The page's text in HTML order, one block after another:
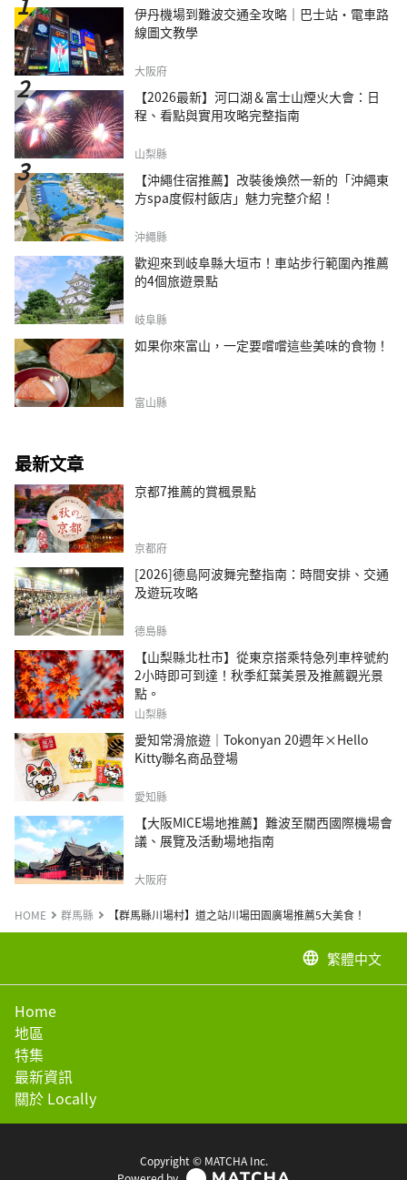
伊丹機場到難波交通全攻略｜巴士站・電車路
線圖文教學
大阪府
【2026最新】河口湖＆富士山煙火大會：日
程、看點與實用攻略完整指南
山梨縣
【沖繩住宿推薦】改裝後煥然一新的「沖繩東
方spa度假村飯店」魅力完整介紹！
沖繩縣
歡迎來到岐阜縣大垣市！車站步行範圍內推薦
的4個旅遊景點
岐阜縣
如果你來富山，一定要嚐嚐這些美味的食物！
富山縣
最新文章
京都7推薦的賞楓景點
京都府
[2026]德島阿波舞完整指南：時間安排、交通
及遊玩攻略
德島縣
【山梨縣北杜市】從東京搭乘特急列車梓號約
2小時即可到達！秋季紅葉美景及推薦觀光景
點。
山梨縣
愛知常滑旅遊｜Tokonyan 20週年×Hello
Kitty聯名商品登場
愛知縣
【大阪MICE場地推薦】難波至關西國際機場會
議、展覽及活動場地指南
大阪府
HOME 群馬縣 【群馬縣川場村】道之站川場田園廣場推薦5大美食！
language 繁體中文
Home
地區
特集
最新資訊
關於 Locally
Copyright © MATCHA Inc.